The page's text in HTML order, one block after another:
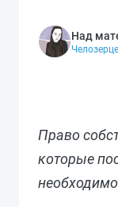
Над
Право
которые